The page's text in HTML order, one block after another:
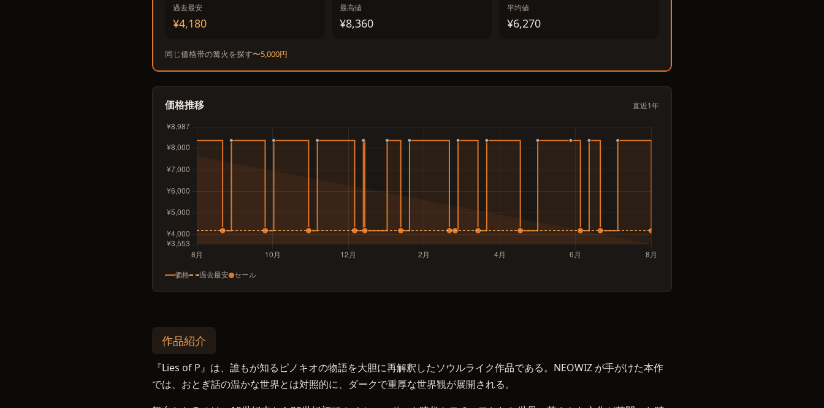
過去最安
¥4,180
最高値
¥8,360
平均値
¥6,270
同じ価格帯の篝火を探す〜5,000円
価格推移 直近1年
価格 過去最安 セール
作品紹介
『Lies of P』は、誰もが知るピノキオの物語を大胆に再解釈したソウルライク作品である。NEOWIZ が手がけた本作
では、おとぎ話の温かな世界とは対照的に、ダークで重厚な世界観が展開される。